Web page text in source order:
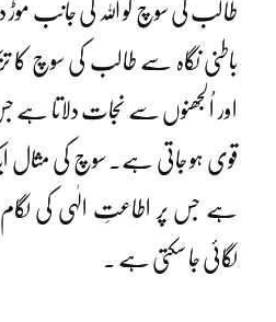
طالب کی سوچ کو اللہ کی جانب
باطنی نگاہ سے طالب کی سوچ کا
اور اُلجھنوں سے نجات دلاتا ہے
قوی ہو جاتی ہے۔ سوچ کی مثال
ہے جس پر اطاعتِ الٰہی کی
لگائی جا سکتی ہے ۔